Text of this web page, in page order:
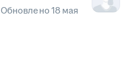
Обновлено 18 мая